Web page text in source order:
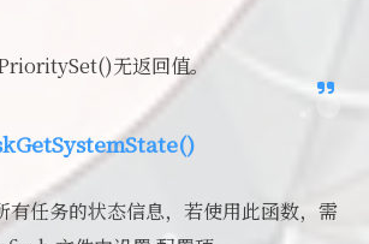
无返回值。
有任务的状态信息，若使用此函数，需